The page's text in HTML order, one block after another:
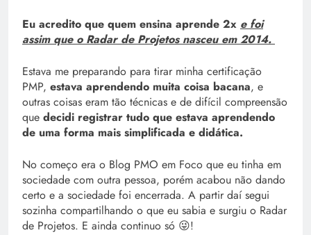
Eu acredito que quem ensina aprende 2x e foi
assim que o Radar de Projetos nasceu em 2014.
Estava me preparando para tirar minha certificação
PMP, estava aprendendo muita coisa bacana, e
outras coisas eram tão técnicas e de difícil compreensão
que decidi registrar tudo que estava aprendendo
de uma forma mais simplificada e didática.
No começo era o Blog PMO em Foco que eu tinha em
sociedade com outra pessoa, porém acabou não dando
certo e a sociedade foi encerrada. A partir daí segui
sozinha compartilhando o que eu sabia e surgiu o Radar
de Projetos. E ainda continuo só 😜!